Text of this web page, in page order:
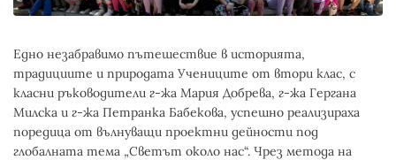
Едно незабравимо пътешествие в историята,
традициите и природата Учениците от втори клас, с
класни ръководители г-жа Мария Добрева, г-жа Гергана
Милска и г-жа Петранка Бабекова, успешно реализираха
поредица от вълнуващи проектни дейности под
глобалната тема „Светът около нас“. Чрез метода на